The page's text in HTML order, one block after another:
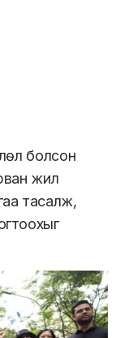
болсон
жил
тасалж,